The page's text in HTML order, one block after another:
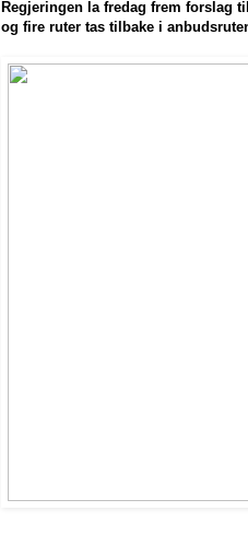
Regjeringen la fredag frem forslag
og fire ruter tas tilbake i